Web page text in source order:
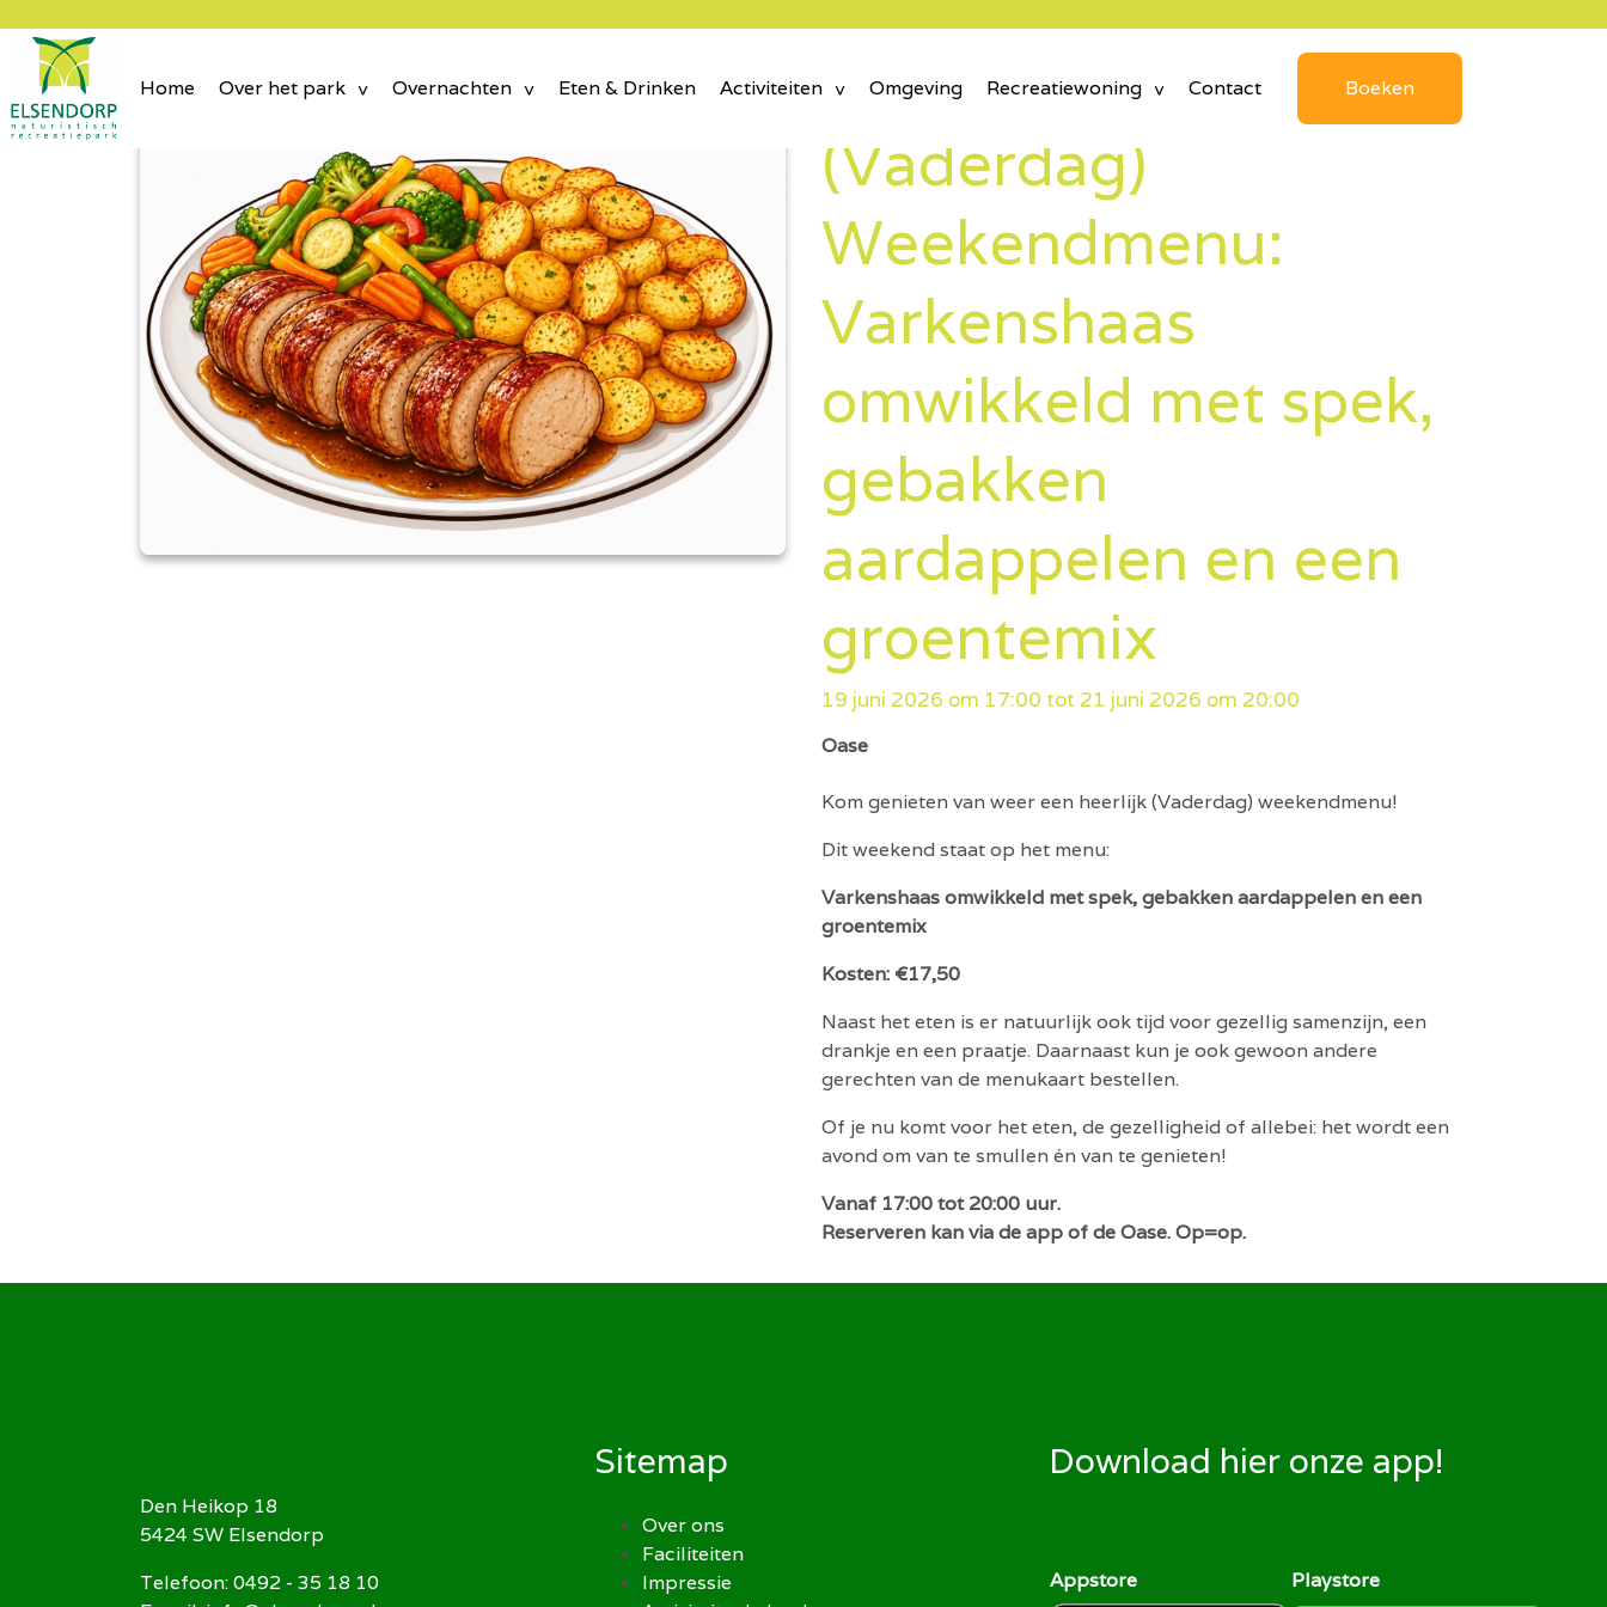
Home Over het park Overnachten Eten & Drinken Activiteiten Omgeving Recreatiewoning Contact Boeken
(Vaderdag)
Weekendmenu:
Varkenshaas
omwikkeld met spek,
gebakken
aardappelen en een
groentemix
19 juni 2026 om 17:00 tot 21 juni 2026 om 20:00
Oase
Kom genieten van weer een heerlijk (Vaderdag) weekendmenu!
Dit weekend staat op het menu:
Varkenshaas omwikkeld met spek, gebakken aardappelen en een
groentemix
Kosten: €17,50
Naast het eten is er natuurlijk ook tijd voor gezellig samenzijn, een
drankje en een praatje. Daarnaast kun je ook gewoon andere
gerechten van de menukaart bestellen.
Of je nu komt voor het eten, de gezelligheid of allebei: het wordt een
avond om van te smullen én van te genieten!
Vanaf 17:00 tot 20:00 uur.
Reserveren kan via de app of de Oase. Op=op.
Den Heikop 18
5424 SW Elsendorp
Telefoon: 0492 - 35 18 10
Sitemap
Over ons
Faciliteiten
Impressie
Download hier onze app!
Appstore Playstore